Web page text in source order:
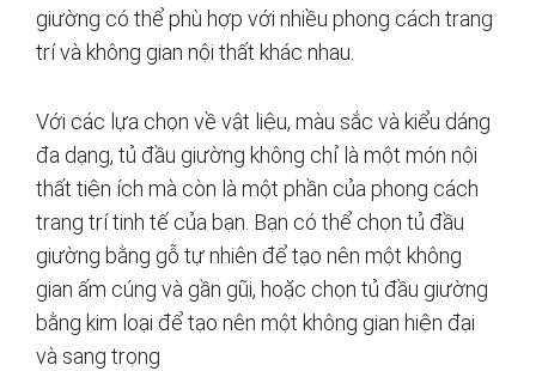
giường có thể phù hợp với nhiều phong cách trang
trí và không gian nội thất khác nhau.
Với các lựa chọn về vật liệu, màu sắc và kiểu dáng
đa dạng, tủ đầu giường không chỉ là một món nội
thất tiện ích mà còn là một phần của phong cách
trang trí tinh tế của bạn. Bạn có thể chọn tủ đầu
giường bằng gỗ tự nhiên để tạo nên một không
gian ấm cúng và gần gũi, hoặc chọn tủ đầu giường
bằng kim loại để tạo nên một không gian hiện đại
và sang trọng